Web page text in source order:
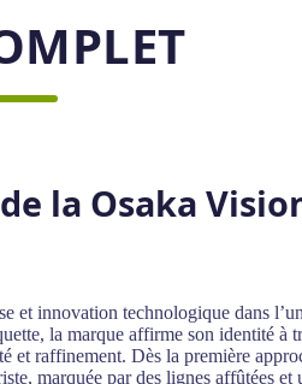
la Osaka
et innovation technologique dans
la marque affirme son identité à
et raffinement. Dès la première
marquée par des lignes affûtées et